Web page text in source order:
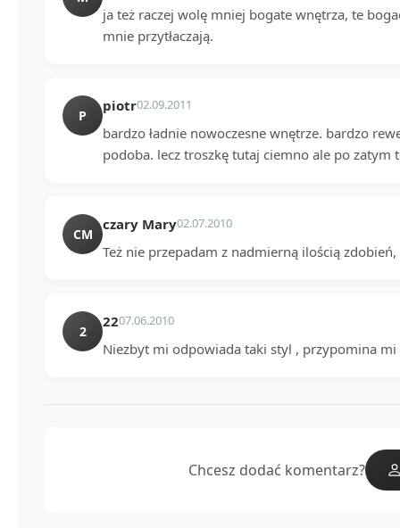
ja też raczej wolę mniej bogate wnętrza, te
mnie przytłaczają.
P
piotr02.09.2011
bardzo ładnie nowoczesne wnętrze. bardzo
podoba. lecz troszkę tutaj ciemno ale po zatym
CM
czary Mary02.07.2010
Też nie przepadam z nadmierną ilością
2
2207.06.2010
Niezbyt mi odpowiada taki styl , przypomina mi
Chcesz dodać komentarz?